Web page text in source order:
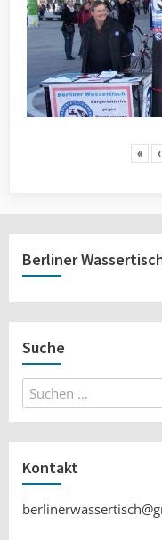
« ‹
Berliner
Suche
Suchen
nach:
Kontakt